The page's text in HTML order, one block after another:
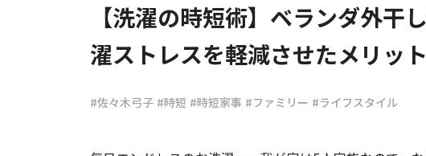
【洗濯の時短術】ベランダ外
濯ストレスを軽減させたメリッ
#佐々木弓子 #時短 #時短家事 #ファミリー #ライフスタイル